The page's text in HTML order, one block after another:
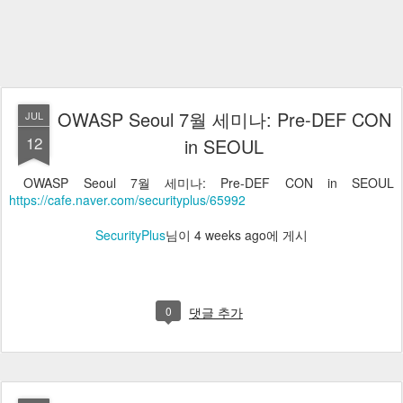
JUL
12
OWASP Seoul 7월 세미나: Pre-DEF CON
in SEOUL
OWASP Seoul 7월 세미나: Pre-DEF CON in SEOUL
https://cafe.naver.com/securityplus/65992
SecurityPlus님이 4 weeks ago에 게시
0 댓글 추가